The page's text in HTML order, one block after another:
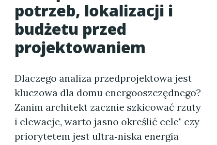
potrzeb, lokalizacji i
budżetu przed
projektowaniem
Dlaczego analiza przedprojektowa jest
kluczowa dla domu energooszczędnego?
Zanim architekt zacznie szkicować rzuty
i elewacje, warto jasno określić cele" czy
priorytetem jest ultra‑niska energia